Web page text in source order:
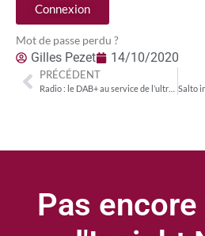
Connexion
Mot de passe perdu ?
Gilles Pezet 14/10/2020
PRÉCÉDENT
Pas